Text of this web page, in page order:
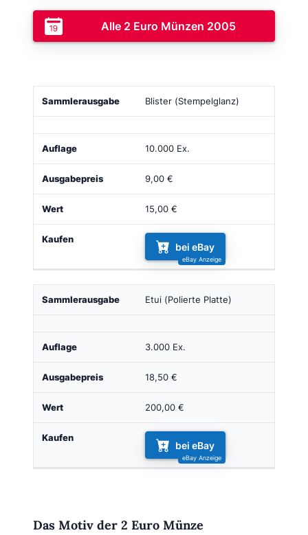
Alle 2 Euro Münzen 2005
Sammlerausgabe Bild Auflage Ausgabepreis
Blister (Stempelglanz)
10.000 Ex.
9,00 €
15,00 €
bei eBay
Etui (Polierte Platte)
3.000 Ex.
18,50 €
200,00 €
bei eBay
Das Motiv der 2 Euro Münze